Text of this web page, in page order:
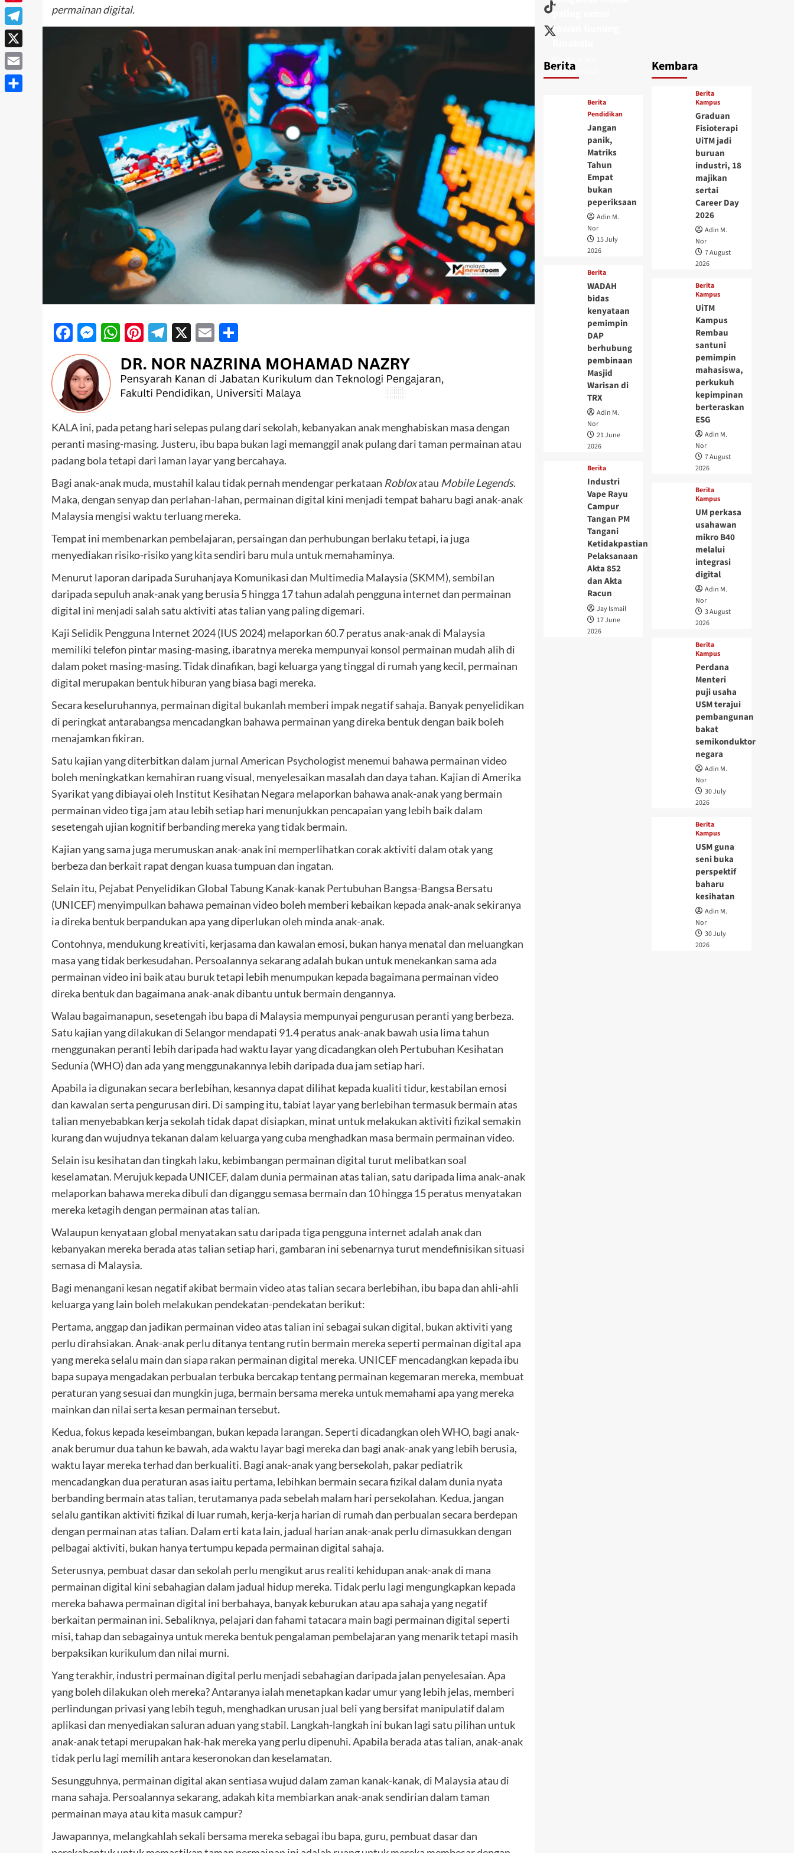
permainan digital.
Facebook
Messenger
WhatsApp
Pinterest
Telegram
X Email
KALA ini, pada petang hari selepas pulang dari sekolah, kebanyakan anak menghabiskan masa dengan
peranti masing-masing. Justeru, ibu bapa bukan lagi memanggil anak pulang dari taman permainan atau
padang bola tetapi dari laman layar yang bercahaya.
Bagi anak-anak muda, mustahil kalau tidak pernah mendengar perkataan Robloxatau Mobile Legends.
Maka, dengan senyap dan perlahan-lahan, permainan digital kini menjadi tempat baharu bagi anak-anak
Malaysia mengisi waktu terluang mereka.
Tempat ini membenarkan pembelajaran, persaingan dan perhubungan berlaku tetapi, ia juga
menyediakan risiko-risiko yang kita sendiri baru mula untuk memahaminya.
Menurut laporan daripada Suruhanjaya Komunikasi dan Multimedia Malaysia (SKMM), sembilan
daripada sepuluh anak-anak yang berusia 5 hingga 17 tahun adalah pengguna internet dan permainan
digital ini menjadi salah satu aktiviti atas talian yang paling digemari.
Kaji Selidik Pengguna Internet 2024 (IUS 2024) melaporkan 60.7 peratus anak-anak di Malaysia
memiliki telefon pintar masing-masing, ibaratnya mereka mempunyai konsol permainan mudah alih di
dalam poket masing-masing. Tidak dinafikan, bagi keluarga yang tinggal di rumah yang kecil, permainan
digital merupakan bentuk hiburan yang biasa bagi mereka.
Secara keseluruhannya, permainan digital bukanlah memberi impak negatif sahaja. Banyak penyelidikan
di peringkat antarabangsa mencadangkan bahawa permainan yang direka bentuk dengan baik boleh
menajamkan fikiran.
Satu kajian yang diterbitkan dalam jurnal American Psychologist menemui bahawa permainan video
boleh meningkatkan kemahiran ruang visual, menyelesaikan masalah dan daya tahan. Kajian di Amerika
Syarikat yang dibiayai oleh Institut Kesihatan Negara melaporkan bahawa anak-anak yang bermain
permainan video tiga jam atau lebih setiap hari menunjukkan pencapaian yang lebih baik dalam
sesetengah ujian kognitif berbanding mereka yang tidak bermain.
Kajian yang sama juga merumuskan anak-anak ini memperlihatkan corak aktiviti dalam otak yang
berbeza dan berkait rapat dengan kuasa tumpuan dan ingatan.
Selain itu, Pejabat Penyelidikan Global Tabung Kanak-kanak Pertubuhan Bangsa-Bangsa Bersatu
(UNICEF) menyimpulkan bahawa pemainan video boleh memberi kebaikan kepada anak-anak sekiranya
ia direka bentuk berpandukan apa yang diperlukan oleh minda anak-anak.
Contohnya, mendukung kreativiti, kerjasama dan kawalan emosi, bukan hanya menatal dan meluangkan
masa yang tidak berkesudahan. Persoalannya sekarang adalah bukan untuk menekankan sama ada
permainan video ini baik atau buruk tetapi lebih menumpukan kepada bagaimana permainan video
direka bentuk dan bagaimana anak-anak dibantu untuk bermain dengannya.
Walau bagaimanapun, sesetengah ibu bapa di Malaysia mempunyai pengurusan peranti yang berbeza.
Satu kajian yang dilakukan di Selangor mendapati 91.4 peratus anak-anak bawah usia lima tahun
menggunakan peranti lebih daripada had waktu layar yang dicadangkan oleh Pertubuhan Kesihatan
Sedunia (WHO) dan ada yang menggunakannya lebih daripada dua jam setiap hari.
Apabila ia digunakan secara berlebihan, kesannya dapat dilihat kepada kualiti tidur, kestabilan emosi
dan kawalan serta pengurusan diri. Di samping itu, tabiat layar yang berlebihan termasuk bermain atas
talian menyebabkan kerja sekolah tidak dapat disiapkan, minat untuk melakukan aktiviti fizikal semakin
kurang dan wujudnya tekanan dalam keluarga yang cuba menghadkan masa bermain permainan video.
Selain isu kesihatan dan tingkah laku, kebimbangan permainan digital turut melibatkan soal
keselamatan. Merujuk kepada UNICEF, dalam dunia permainan atas talian, satu daripada lima anak-anak
melaporkan bahawa mereka dibuli dan diganggu semasa bermain dan 10 hingga 15 peratus menyatakan
mereka ketagih dengan permainan atas talian.
Walaupun kenyataan global menyatakan satu daripada tiga pengguna internet adalah anak dan
kebanyakan mereka berada atas talian setiap hari, gambaran ini sebenarnya turut mendefinisikan situasi
semasa di Malaysia.
Bagi menangani kesan negatif akibat bermain video atas talian secara berlebihan, ibu bapa dan ahli-ahli
keluarga yang lain boleh melakukan pendekatan-pendekatan berikut:
Pertama, anggap dan jadikan permainan video atas talian ini sebagai sukan digital, bukan aktiviti yang
perlu dirahsiakan. Anak-anak perlu ditanya tentang rutin bermain mereka seperti permainan digital apa
yang mereka selalu main dan siapa rakan permainan digital mereka. UNICEF mencadangkan kepada ibu
bapa supaya mengadakan perbualan terbuka bercakap tentang permainan kegemaran mereka, membuat
peraturan yang sesuai dan mungkin juga, bermain bersama mereka untuk memahami apa yang mereka
mainkan dan nilai serta kesan permainan tersebut.
Kedua, fokus kepada keseimbangan, bukan kepada larangan. Seperti dicadangkan oleh WHO, bagi anak-
anak berumur dua tahun ke bawah, ada waktu layar bagi mereka dan bagi anak-anak yang lebih berusia,
waktu layar mereka terhad dan berkualiti. Bagi anak-anak yang bersekolah, pakar pediatrik
mencadangkan dua peraturan asas iaitu pertama, lebihkan bermain secara fizikal dalam dunia nyata
berbanding bermain atas talian, terutamanya pada sebelah malam hari persekolahan. Kedua, jangan
selalu gantikan aktiviti fizikal di luar rumah, kerja-kerja harian di rumah dan perbualan secara berdepan
dengan permainan atas talian. Dalam erti kata lain, jadual harian anak-anak perlu dimasukkan dengan
pelbagai aktiviti, bukan hanya tertumpu kepada permainan digital sahaja.
Seterusnya, pembuat dasar dan sekolah perlu mengikut arus realiti kehidupan anak-anak di mana
permainan digital kini sebahagian dalam jadual hidup mereka. Tidak perlu lagi mengungkapkan kepada
mereka bahawa permainan digital ini berbahaya, banyak keburukan atau apa sahaja yang negatif
berkaitan permainan ini. Sebaliknya, pelajari dan fahami tatacara main bagi permainan digital seperti
misi, tahap dan sebagainya untuk mereka bentuk pengalaman pembelajaran yang menarik tetapi masih
berpaksikan kurikulum dan nilai murni.
Yang terakhir, industri permainan digital perlu menjadi sebahagian daripada jalan penyelesaian. Apa
yang boleh dilakukan oleh mereka? Antaranya ialah menetapkan kadar umur yang lebih jelas, memberi
perlindungan privasi yang lebih teguh, menghadkan urusan jual beli yang bersifat manipulatif dalam
aplikasi dan menyediakan saluran aduan yang stabil. Langkah-langkah ini bukan lagi satu pilihan untuk
anak-anak tetapi merupakan hak-hak mereka yang perlu dipenuhi. Apabila berada atas talian, anak-anak
tidak perlu lagi memilih antara keseronokan dan keselamatan.
Sesungguhnya, permainan digital akan sentiasa wujud dalam zaman kanak-kanak, di Malaysia atau di
mana sahaja. Persoalannya sekarang, adakah kita membiarkan anak-anak sendirian dalam taman
permainan maya atau kita masuk campur?
Jawapannya, melangkahlah sekali bersama mereka sebagai ibu bapa, guru, pembuat dasar dan
Berita
paling ramai
tawan Gunung
Adin M. Nor
15 July 2026
Berita
Pendidikan
Jangan
panik,
Matriks
Tahun
Empat
bukan
peperiksaan
Adin M.
Nor
15 July
2026
Berita
WADAH
bidas
kenyataan
pemimpin
DAP
berhubung
pembinaan
Masjid
Warisan di
TRX
Adin M.
Nor
21 June
2026
Berita
Industri
Vape Rayu
Campur
Tangan PM
Tangani
Ketidakpastian
Pelaksanaan
Akta 852
dan Akta
Racun
Jay Ismail
17 June
2026
Kembara
Berita
Kampus
Graduan
Fisioterapi
UiTM jadi
buruan
industri, 18
majikan
sertai
Career Day
2026
Adin M.
Nor
7 August
2026
Berita
Kampus
UiTM
Kampus
Rembau
santuni
pemimpin
mahasiswa,
perkukuh
kepimpinan
berteraskan
ESG
Adin M.
Nor
7 August
2026
Berita
Kampus
UM perkasa
usahawan
mikro B40
melalui
integrasi
digital
Adin M.
Nor
3 August
2026
Berita
Kampus
Perdana
Menteri
puji usaha
USM terajui
pembangunan
bakat
semikonduktor
negara
Adin M.
Nor
30 July
2026
Berita
Kampus
USM guna
seni buka
perspektif
baharu
kesihatan
Adin M.
Nor
30 July
2026
Pinterest
Telegram
X
Email